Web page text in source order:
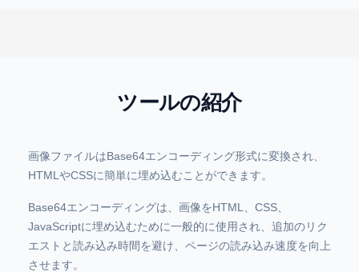
ツールの紹介
画像ファイルはBase64エンコーディング形式に変換され、
HTMLやCSSに簡単に埋め込むことができます。
Base64エンコーディングは、画像をHTML、CSS、
JavaScriptに埋め込むために一般的に使用され、追加のリク
エストと読み込み時間を避け、ページの読み込み速度を向上
させます。